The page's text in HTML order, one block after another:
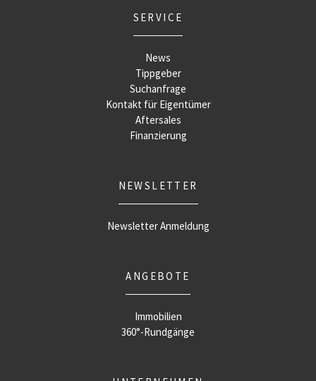
SERVICE
News
Tippgeber
Suchanfrage
Kontakt für Eigentümer
Aftersales
Finanzierung
NEWSLETTER
Newsletter Anmeldung
ANGEBOTE
Immobilien
360°-Rundgänge